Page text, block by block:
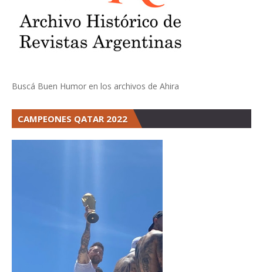
Buscá Buen Humor en los archivos de Ahira
CAMPEONES QATAR 2022